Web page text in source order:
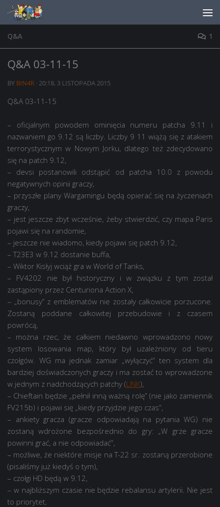
Skip to content
Q&A 1
Q&A 03-11-15
BY BIN4R · 20:18, 3 LISTOPADA 2015
Q&A 03-11-15
– oficjalnym powodem ominięcia numeru patcha 9.11 i
nazwaniem go 9.12 są liczby. Liczby 9 11 wiążą się z atakiem
terrorystycznym w Nowym Jorku, dlatego też zdecydowano
się na patch 9.12,
– devsi postanowili odstąpić od patcha 10.0 z powodu
negatywnych opinii graczy,
– przyszłe plany Wargamingu będą opierać się na życzeniach
graczy,
– jest jeszcze zbyt wcześnie, żeby stwierdzić, czy mapa Paris
pojawi się na randomie,
– jeszcze nie wiadomo, kiedy pojawi się patch 9.12,
– T23E3 w 9.12 dostanie buffa,
– Wiktor Kisłyj wciąż gra w World of Tanks,
– FV4202 nie był historyczny i w związku z tym został
zastąpiony przez Centuriona Action X,
– „bonusy” z emblematów nie zostały całkowicie porzucone.
Zostaną poddane całkowitej przebudowie i z czasem
powrócą,
– można rzec, że całkiem niedawno wprowadzono nowy
system losowania map, który był uzależniony od tieru
czołgów. WG ma jednak zamiar „wyłączyć” ten system dla
bardziej doświadczonych graczy i ma zostać to wprowadzone
w jednym z nadchodzących patchy (LINK),
– Chieftain będzie „pełnił inną ważną rolę” (nie jako zamiennik
FV215b) i pojawi się „kiedy przyjdzie jego czas”,
– ankiety gracza (gracze odpowiadają na pytania WG) nie
zostaną wdrożone bezpośrednio do gry: „W grze gracze
powinni grać, a nie odpowiadać”,
– możliwe, że niektóre misje na T-22 sr. zostaną przerobione
(pisaliśmy już kiedyś o tym),
– czołgi HD będą w 9.12,
– w najbliższym czasie nie będzie rebalansu artylerii. Nie jest
to priorytet,